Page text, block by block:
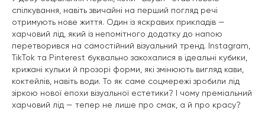
спілкування, навіть звичайні на перший погляд речі
отримують нове життя. Один із яскравих прикладів —
харчовий лід, який із непомітного додатку до напою
перетворився на самостійний візуальний тренд. Instagram,
TikTok та Pinterest буквально закохалися в ідеальні кубики,
крижані кульки й прозорі форми, які змінюють вигляд кави,
коктейлів, навіть води. То як саме соцмережі зробили лід
зіркою нової епохи візуальної естетики? І чому преміальний
харчовий лід — тепер не лише про смак, а й про красу?